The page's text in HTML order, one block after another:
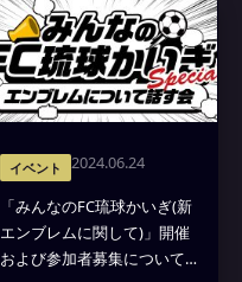
イベント 2024.06.24
「みんなのFC琉球かいぎ(新
エンブレムに関して)」開催
および参加者募集について